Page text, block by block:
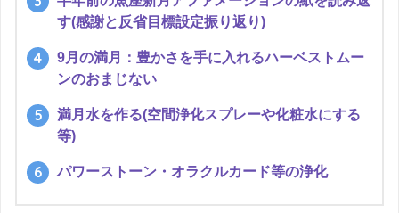
す(感謝と反省目標設定振り返り)
9月の満月：豊かさを手に入れるハーベストムー
ンのおまじない
満月水を作る(空間浄化スプレーや化粧水にする
等)
パワーストーン・オラクルカード等の浄化